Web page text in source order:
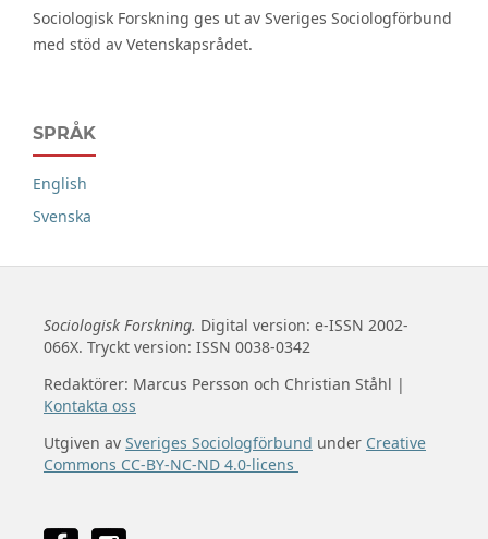
Sociologisk Forskning ges ut av Sveriges Sociologförbund
med stöd av Vetenskapsrådet.
SPRÅK
English
Svenska
Sociologisk Forskning. Digital version: e-ISSN 2002-
066X. Tryckt version: ISSN 0038-0342
Redaktörer: Marcus Persson och Christian Ståhl |
Kontakta oss
Utgiven av Sveriges Sociologförbund under Creative
Commons CC-BY-NC-ND 4.0-licens